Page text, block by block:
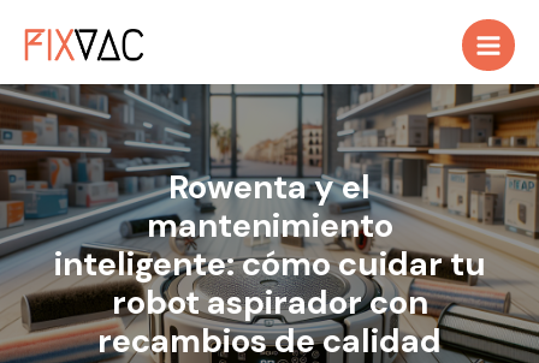
Rowenta y el
mantenimiento
inteligente: cómo cuidar tu
robot aspirador con
recambios de calidad